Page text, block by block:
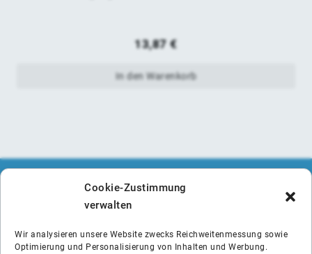
Cookie-Zustimmung
verwalten
Wir analysieren unsere Website zwecks Reichweitenmessung sowie
Optimierung und Personalisierung von Inhalten und Werbung.
13,87€
In den Warenkorb